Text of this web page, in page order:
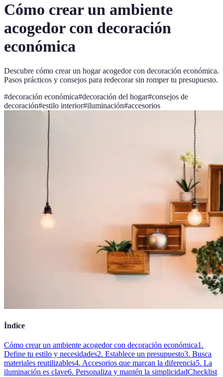
Cómo crear un ambiente
acogedor con decoración
económica
Descubre cómo crear un hogar acogedor con decoración económica.
Pasos prácticos y consejos para redecorar sin romper tu presupuesto.
#decoración económica#decoración del hogar#consejos de
decoración#estilo interior#iluminación#accesorios
Índice
Cómo crear un ambiente acogedor con decoración económica1.
Define tu estilo y necesidades2. Establece un presupuesto3. Busca
materiales reutilizables4. Accesorios que marcan la diferencia5. La
iluminación es clave6. Personaliza y mantén la simplicidadChecklist